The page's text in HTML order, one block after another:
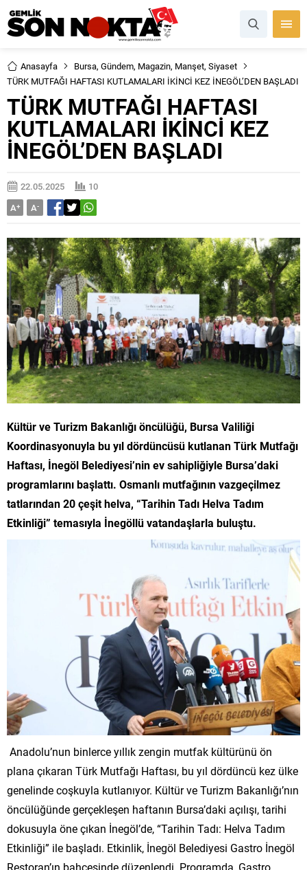
Anasayfa Bursa, Gündem, Magazin, Manşet, Siyaset
TÜRK MUTFAĞI HAFTASI KUTLAMALARI İKİNCİ KEZ İNEGÖL’DEN BAŞLADI
TÜRK MUTFAĞI HAFTASI
KUTLAMALARI İKİNCİ KEZ
İNEGÖL’DEN BAŞLADI
22.05.2025
10
A+ A-
Kültür ve Turizm Bakanlığı öncülüğü, Bursa Valiliği
Koordinasyonuyla bu yıl dördüncüsü kutlanan Türk Mutfağı
Haftası, İnegöl Belediyesi’nin ev sahipliğiyle Bursa’daki
programlarını başlattı. Osmanlı mutfağının vazgeçilmez
tatlarından 20 çeşit helva, “Tarihin Tadı Helva Tadım
Etkinliği” temasıyla İnegöllü vatandaşlarla buluştu.
Anadolu’nun binlerce yıllık zengin mutfak kültürünü ön
plana çıkaran Türk Mutfağı Haftası, bu yıl dördüncü kez ülke
genelinde coşkuyla kutlanıyor. Kültür ve Turizm Bakanlığı’nın
öncülüğünde gerçekleşen haftanın Bursa’daki açılışı, tarihi
dokusuyla öne çıkan İnegöl’de, “Tarihin Tadı: Helva Tadım
Etkinliği” ile başladı. Etkinlik, İnegöl Belediyesi Gastro İnegöl
Restoran’ın bahçesinde düzenlendi. Programda, Gastro